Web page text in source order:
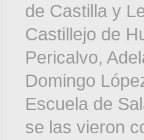
de Castilla y
Castillejo de
Pericalvo,
Domingo
Escuela de
se las vieron